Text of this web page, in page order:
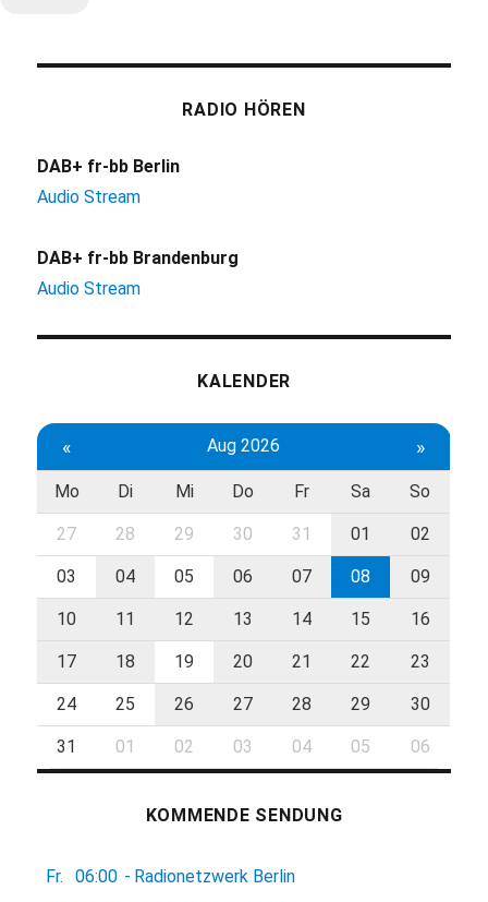
RADIO HÖREN
DAB+ fr-bb Berlin
Audio Stream
DAB+ fr-bb Brandenburg
Audio Stream
KALENDER
« Aug 2026 »
Mo Di Mi Do Fr Sa So
27 28 29 30 31 01 02
03 04 05 06 07 08 09
10 11 12 13 14 15 16
17 18 19 20 21 22 23
24 25 26 27 28 29 30
31 01 02 03 04 05 06
KOMMENDE SENDUNG
Fr. 06:00 - Radionetzwerk Berlin